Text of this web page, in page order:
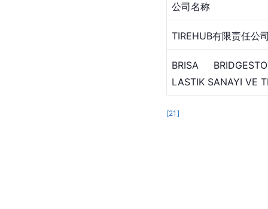
公司名称
TIREHUB有限责任公
BRISA
LASTIK SANAYI VE
[21 ]